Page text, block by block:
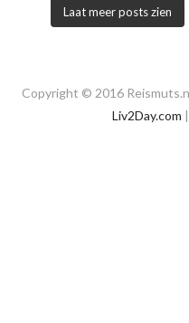
Laat meer posts zien
Copyright © 2016
Liv2Day.com |